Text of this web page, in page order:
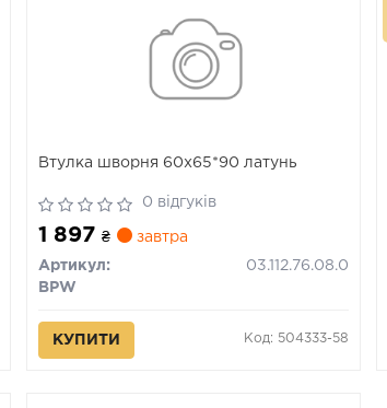
Втулка шворня 60x65*90 латунь
0 відгуків
1 897₴ завтра
Артикул:
03.112.76.08.0
BPW
КУПИТИ Код: 504333-58